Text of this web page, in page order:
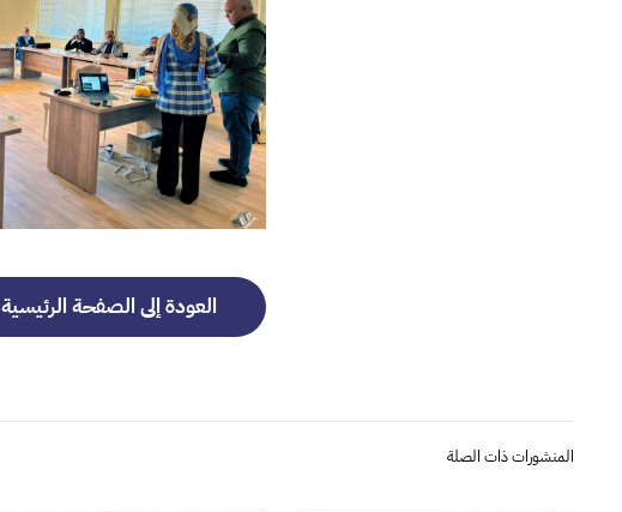
العودة إلى الصفحة الرئيسية
المنشورات ذات الصلة